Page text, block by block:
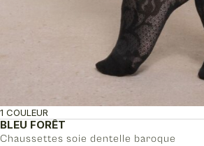
BLEU FORÊT
Chaussettes soie dentelle baroque
1 COULEUR